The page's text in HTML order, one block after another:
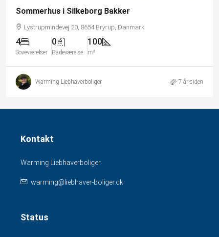
Sommerhus i Silkeborg Bakker
Lystrupmindevej 20, 8654 Bryrup, Danmark
4
Soveværelser
0
Badeværelse
100
m²
Warming Liebhaverboliger 7 år siden
Kontakt
Warming Liebhaverboliger
warming@liebhaver-boliger.dk
Status